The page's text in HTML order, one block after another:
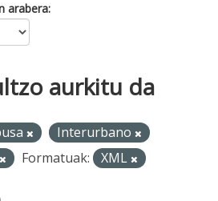
arabera
aurkitu da
Interurbano
Formatuak:
XML